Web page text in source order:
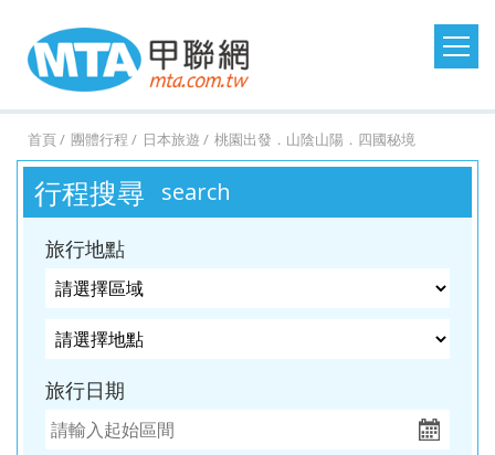
日本旅遊
桃園
出
沖繩
機加
酒．
六人
京阪
神．
立山
大阪
機加
韓國旅遊
桃園
出
首爾
釜山
台中
發．
濟州
高雄
首爾
港澳大陸
台中
出
九寨
溝．
稻城
亞丁
張家
界．
桂
東南亞旅遊
台中
出
峴
港．
富國
島．
峴
港．
富國
欣．
澳洲紐西蘭
澳
洲．
本
獎
歐洲美洲
美
國．
大．
墨西
哥．
秘魯
士．
荷
蘭．
法
冰島
MSC
郵輪
澎湖
旅遊
首頁 團體行程 日本旅遊 桃園出發．山陰山陽．四國秘境
行程搜尋 search
旅行地點
旅行日期